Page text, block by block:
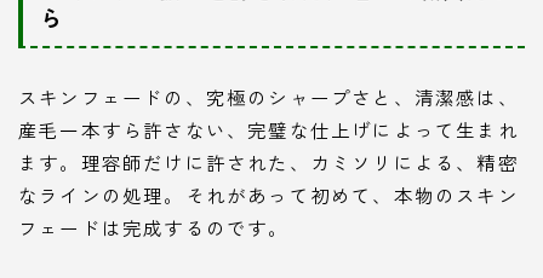
ら
スキンフェードの、究極のシャープさと、清潔感は、
産毛一本すら許さない、完璧な仕上げによって生まれ
ます。理容師だけに許された、カミソリによる、精密
なラインの処理。それがあって初めて、本物のスキン
フェードは完成するのです。